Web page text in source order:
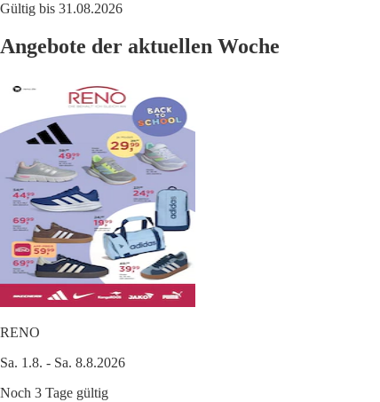
Gültig bis 31.08.2026
Angebote der aktuellen Woche
RENO
Sa. 1.8. - Sa. 8.8.2026
Noch 3 Tage gültig